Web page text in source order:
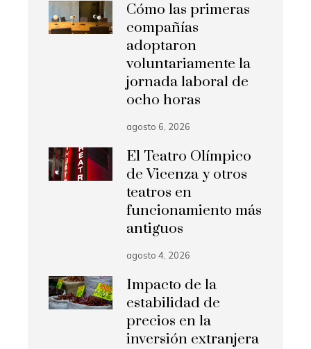
Cómo las primeras
compañías
adoptaron
voluntariamente la
jornada laboral de
ocho horas
agosto 6, 2026
El Teatro Olímpico
de Vicenza y otros
teatros en
funcionamiento más
antiguos
agosto 4, 2026
Impacto de la
estabilidad de
precios en la
inversión extranjera